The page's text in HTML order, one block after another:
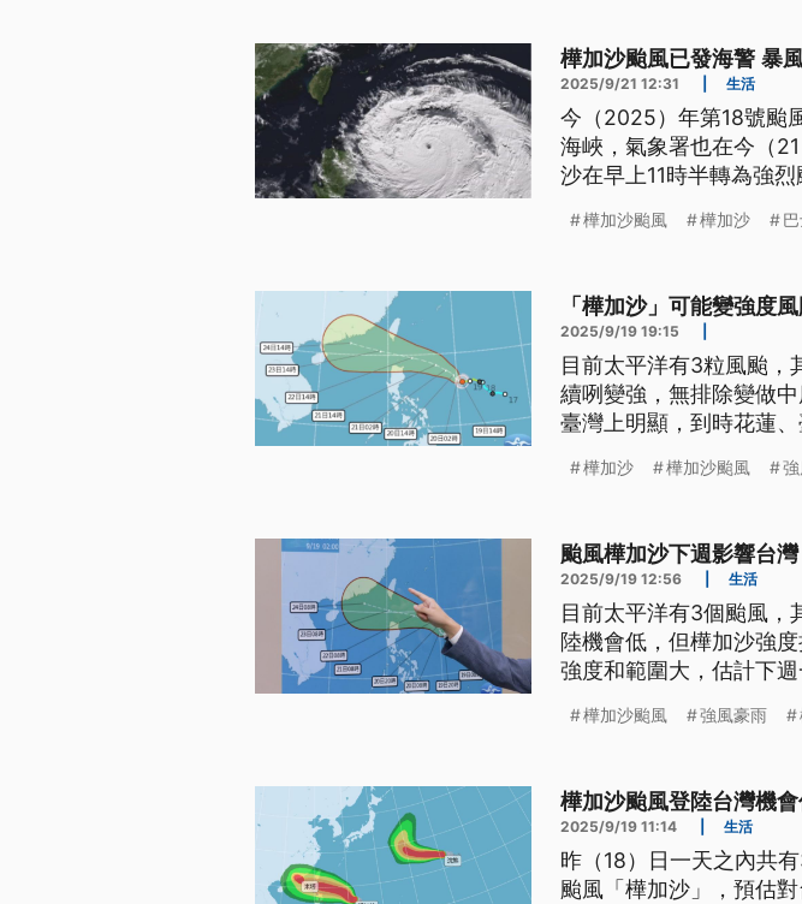
樺加沙颱風已發海警 暴
2025/9/21 12:31 生活
今（2025）年第18號颱
海峽，氣象署也在今（
沙在早上11時半轉為強
樺加沙颱風 樺加沙
「樺加沙」可能變強度
2025/9/19 19:15
目前太平洋有3粒風颱，
續咧變強，無排除變做
臺灣上明顯，到時花蓮
樺加沙 樺加沙颱風
颱風樺加沙下週影響台
2025/9/19 12:56 生活
目前太平洋有3個颱風，
陸機會低，但樺加沙強
強度和範圍大，估計下
浪。
樺加沙颱風 強風豪雨
樺加沙颱風登陸台灣機
2025/9/19 11:14 生活
昨（18）日一天之內共
颱風「樺加沙」，預估